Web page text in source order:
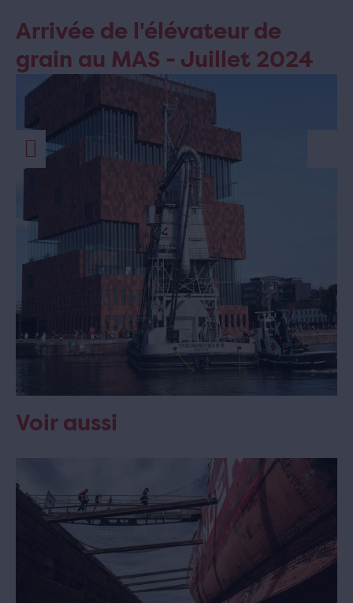
Arrivée de l'élévateur de
grain au MAS - Juillet 2024
Voir aussi